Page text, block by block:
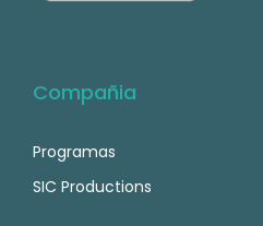
Compañia
Programas
SIC Productions